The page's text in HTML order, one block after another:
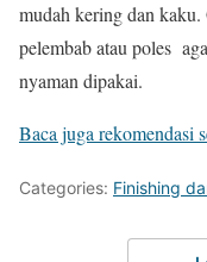
mudah kering dan
pelembab atau poles
nyaman dipakai.
Baca juga rekomendasi
Categories: Finishing